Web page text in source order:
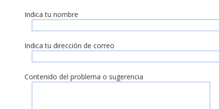
Indica tu nombre
Indica tu dirección de correo
Contenido del problema o sugerencia